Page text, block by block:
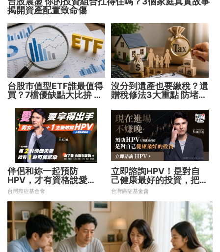
揭開資產配置致命傷
台股市值型ETF誰最值得
買？7檔優缺點大比拚 找
沒分到遺產也要繳稅？遺
贈稅修法3大重點 防堵惡
伴侶和妳一起預防
HPV，才有資格說愛
妳！
台灣癌症基金會
立即諮詢HPV！是對自
己健康最好的投資，把握
現在不嫌晚！
台灣癌症基金會